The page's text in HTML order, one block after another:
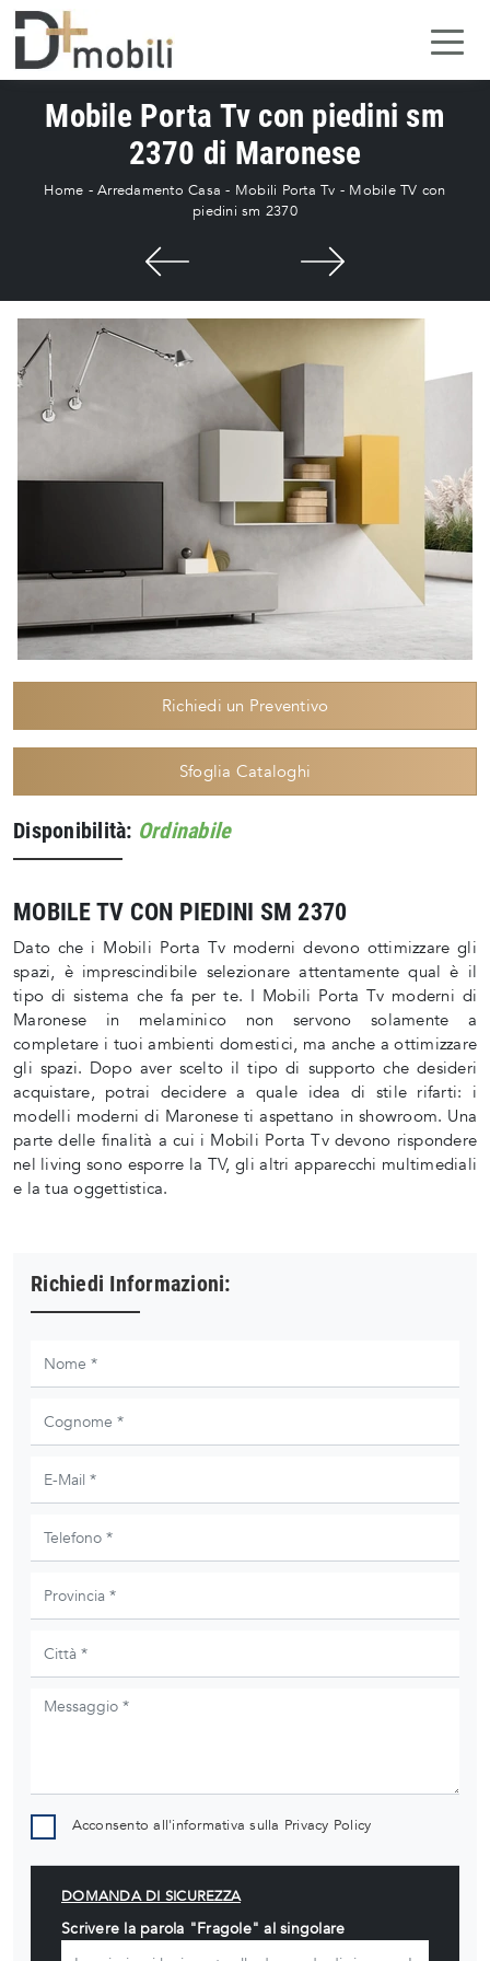
Mobile Porta Tv con piedini sm
2370 di Maronese
Home -Arredamento Casa - Mobili Porta Tv - Mobile TV con
piedini sm 2370
Richiedi un Preventivo
Sfoglia Cataloghi
Disponibilità: Ordinabile
MOBILE TV CON PIEDINI SM 2370
Dato che i Mobili Porta Tv moderni devono ottimizzare gli
spazi, è imprescindibile selezionare attentamente qual è il
tipo di sistema che fa per te. I Mobili Porta Tv moderni di
Maronese in melaminico non servono solamente a
completare i tuoi ambienti domestici, ma anche a ottimizzare
gli spazi. Dopo aver scelto il tipo di supporto che desideri
acquistare, potrai decidere a quale idea di stile rifarti: i
modelli moderni di Maronese ti aspettano in showroom. Una
parte delle finalità a cui i Mobili Porta Tv devono rispondere
nel living sono esporre la TV, gli altri apparecchi multimediali
e la tua oggettistica.
Richiedi Informazioni:
Acconsento all'informativa sulla Privacy Policy
DOMANDA DI SICUREZZA
Scrivere la parola "Fragole" al singolare